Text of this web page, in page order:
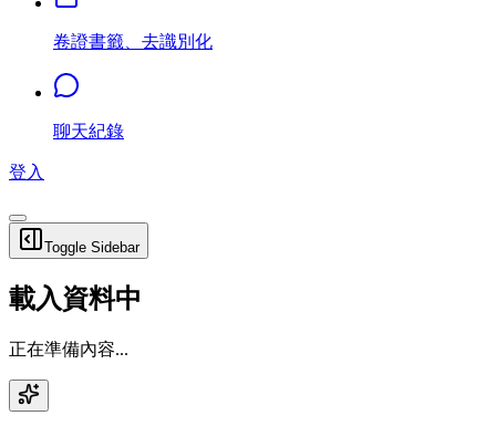
卷證書籤、去識別化
聊天紀錄
登入
Toggle Sidebar
載入資料中
正在準備內容...